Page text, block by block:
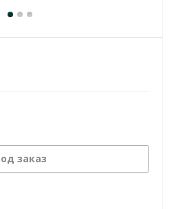
заказ